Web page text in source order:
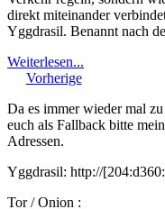
direkt miteinander
Yggdrasil. Benannt nach
Weiterlesen...
Vorherige
Da es immer wieder mal
euch als Fallback bitte
Adressen.
Yggdrasil: http://
Tor / Onion :